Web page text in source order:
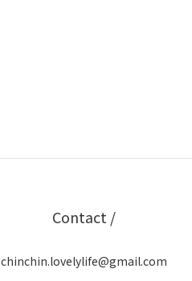
Contact /
chinchin.lovelylife@gmail.com